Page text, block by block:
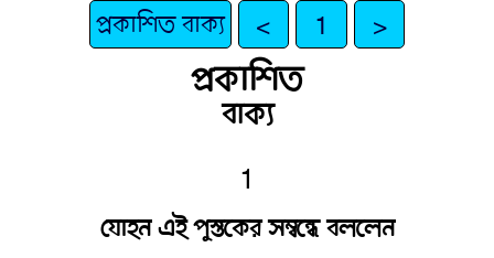
প্রকাশিত বাক্য < 1 >
প্রকাশিত
বাক্য
1
যোহন এই পুস্তকের সম্বন্ধে বললেন